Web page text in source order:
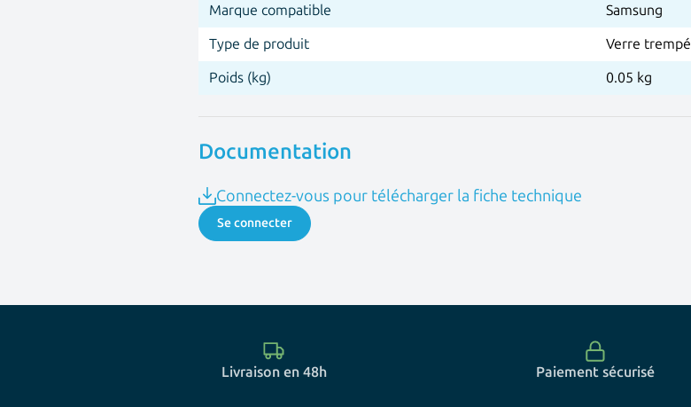
Marque compatible
Samsung
Type de produit
Verre trempé
Poids (kg)
0.05 kg
Documentation
Connectez-vous pour télécharger la fiche technique
Se connecter
Livraison en 48h Paiement sécurisé